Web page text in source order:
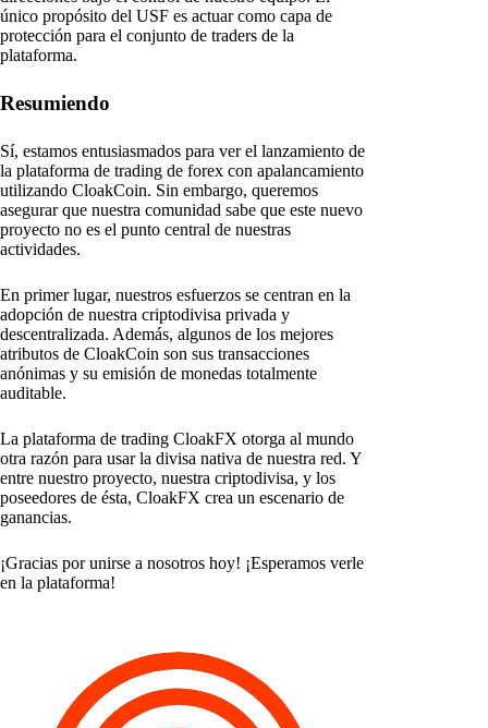
único propósito del USF es actuar como capa de
protección para el conjunto de traders de la
plataforma.
Resumiendo
Sí, estamos entusiasmados para ver el lanzamiento de
la plataforma de trading de forex con apalancamiento
utilizando CloakCoin. Sin embargo, queremos
asegurar que nuestra comunidad sabe que este nuevo
proyecto no es el punto central de nuestras
actividades.
En primer lugar, nuestros esfuerzos se centran en la
adopción de nuestra criptodivisa privada y
descentralizada. Además, algunos de los mejores
atributos de CloakCoin son sus transacciones
anónimas y su emisión de monedas totalmente
auditable.
La plataforma de trading CloakFX otorga al mundo
otra razón para usar la divisa nativa de nuestra red. Y
entre nuestro proyecto, nuestra criptodivisa, y los
poseedores de ésta, CloakFX crea un escenario de
ganancias.
¡Gracias por unirse a nosotros hoy! ¡Esperamos verle
en la plataforma!